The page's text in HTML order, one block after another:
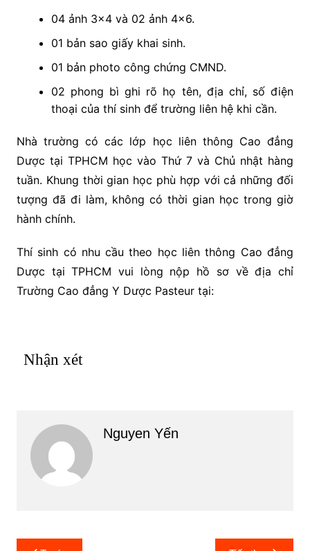
04 ảnh 3×4 và 02 ảnh 4×6.
01 bản sao giấy khai sinh.
01 bản photo công chứng CMND.
02 phong bì ghi rõ họ tên, địa chỉ, số điện
thoại của thí sinh để trường liên hệ khi cần.
Nhà trường có các lớp học liên thông Cao đẳng
Dược tại TPHCM học vào Thứ 7 và Chủ nhật hàng
tuần. Khung thời gian học phù hợp với cả những đối
tượng đã đi làm, không có thời gian học trong giờ
hành chính.
Thí sinh có nhu cầu theo học liên thông Cao đẳng
Dược tại TPHCM vui lòng nộp hồ sơ về địa chỉ
Trường Cao đẳng Y Dược Pasteur tại:
Nhận xét
Nguyen Yến